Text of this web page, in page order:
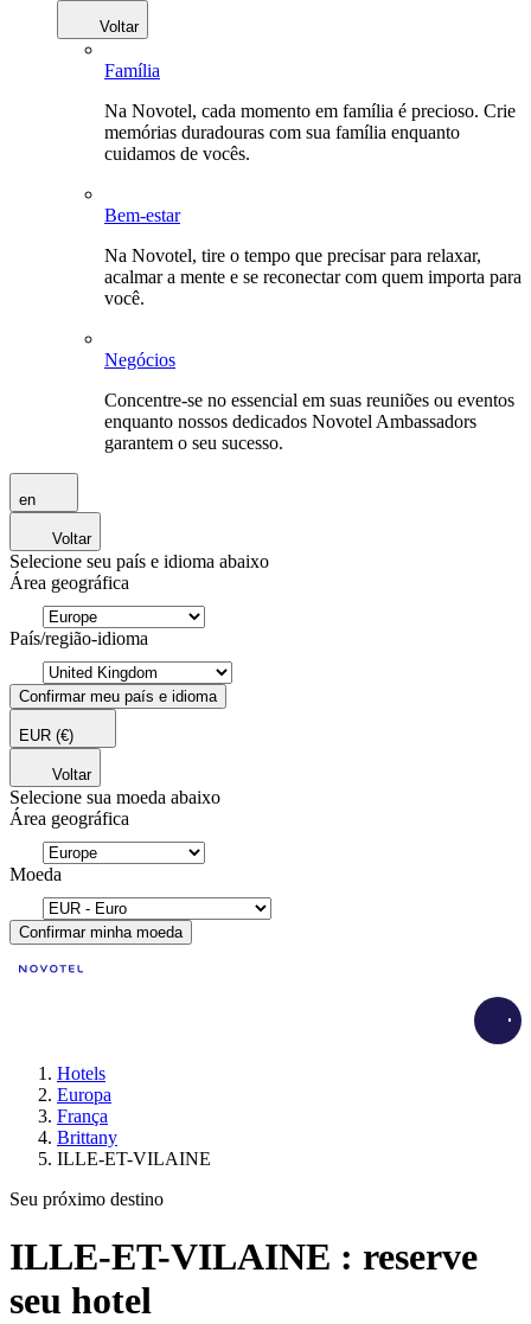
Voltar
Família
Na Novotel, cada momento em família é precioso. Crie
memórias duradouras com sua família enquanto
cuidamos de vocês.
Bem-estar
Na Novotel, tire o tempo que precisar para relaxar,
acalmar a mente e se reconectar com quem importa para
você.
Negócios
Concentre-se no essencial em suas reuniões ou eventos
enquanto nossos dedicados Novotel Ambassadors
garantem o seu sucesso.
en
Voltar
Selecione seu país e idioma abaixo
Área geográfica
País/região-idioma
Confirmar meu país e idioma
EUR (€)
Voltar
Selecione sua moeda abaixo
Área geográfica
Moeda
Confirmar minha moeda
Hotels
Europa
França
Brittany
ILLE-ET-VILAINE
Seu próximo destino
ILLE-ET-VILAINE : reserve
seu hotel